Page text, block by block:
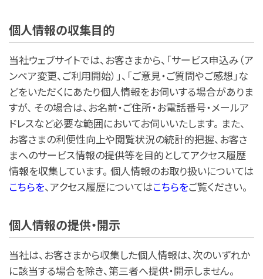
個人情報の収集目的
当社ウェブサイトでは、お客さまから、「サービス申込み（ア
ンペア変更、ご利用開始）」、「ご意見・ご質問やご感想」な
どをいただくにあたり個人情報をお伺いする場合がありま
すが、 その場合は、お名前・ご住所・お電話番号・メールア
ドレスなど必要な範囲においてお伺いいたします。 また、
お客さまの利便性向上や閲覧状況の統計的把握、お客さ
まへのサービス情報の提供等を目的としてアクセス履歴
情報を収集しています。 個人情報のお取り扱いについては
こちらを、アクセス履歴についてはこちらをご覧ください。
個人情報の提供・開示
当社は、お客さまから収集した個人情報は、次のいずれか
に該当する場合を除き、第三者へ提供・開示しません。